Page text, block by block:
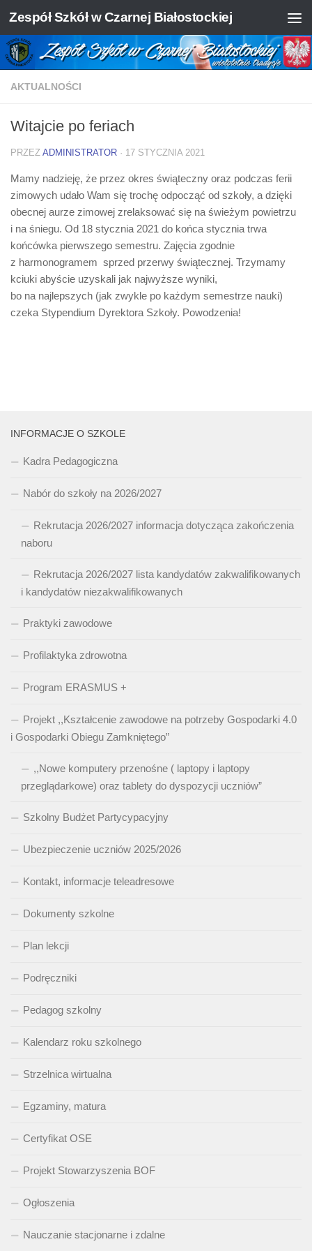
Skip to content
Zespół Szkół w Czarnej Białostockiej
AKTUALNOŚCI
Witajcie po feriach
PRZEZ ADMINISTRATOR · 17 STYCZNIA 2021
Mamy nadzieję, że przez okres świąteczny oraz podczas ferii
zimowych udało Wam się trochę odpocząć od szkoły, a dzięki
obecnej aurze zimowej zrelaksować się na świeżym powietrzu
i na śniegu. Od 18 stycznia 2021 do końca stycznia trwa
końcówka pierwszego semestru. Zajęcia zgodnie
z harmonogramem sprzed przerwy świątecznej. Trzymamy
kciuki abyście uzyskali jak najwyższe wyniki,
bo na najlepszych (jak zwykle po każdym semestrze nauki)
czeka Stypendium Dyrektora Szkoły. Powodzenia!
INFORMACJE O SZKOLE
Kadra Pedagogiczna
Nabór do szkoły na 2026/2027
Rekrutacja 2026/2027 informacja dotycząca zakończenia
naboru
Rekrutacja 2026/2027 lista kandydatów zakwalifikowanych
i kandydatów niezakwalifikowanych
Praktyki zawodowe
Profilaktyka zdrowotna
Program ERASMUS +
Projekt ,,Kształcenie zawodowe na potrzeby Gospodarki 4.0
i Gospodarki Obiegu Zamkniętego”
,,Nowe komputery przenośne ( laptopy i laptopy
przeglądarkowe) oraz tablety do dyspozycji uczniów”
Szkolny Budżet Partycypacyjny
Ubezpieczenie uczniów 2025/2026
Kontakt, informacje teleadresowe
Dokumenty szkolne
Plan lekcji
Podręczniki
Pedagog szkolny
Kalendarz roku szkolnego
Strzelnica wirtualna
Egzaminy, matura
Certyfikat OSE
Projekt Stowarzyszenia BOF
Ogłoszenia
Nauczanie stacjonarne i zdalne